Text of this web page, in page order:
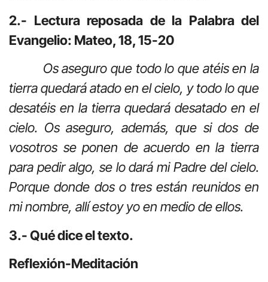
2.- Lectura reposada de la Palabra del
Evangelio: Mateo, 18, 15-20
Os aseguro que todo lo que atéis en la
tierra quedará atado en el cielo, y todo lo que
desatéis en la tierra quedará desatado en el
cielo. Os aseguro, además, que si dos de
vosotros se ponen de acuerdo en la tierra
para pedir algo, se lo dará mi Padre del cielo.
Porque donde dos o tres están reunidos en
mi nombre, allí estoy yo en medio de ellos.
3.- Qué dice el texto.
Reflexión-Meditación